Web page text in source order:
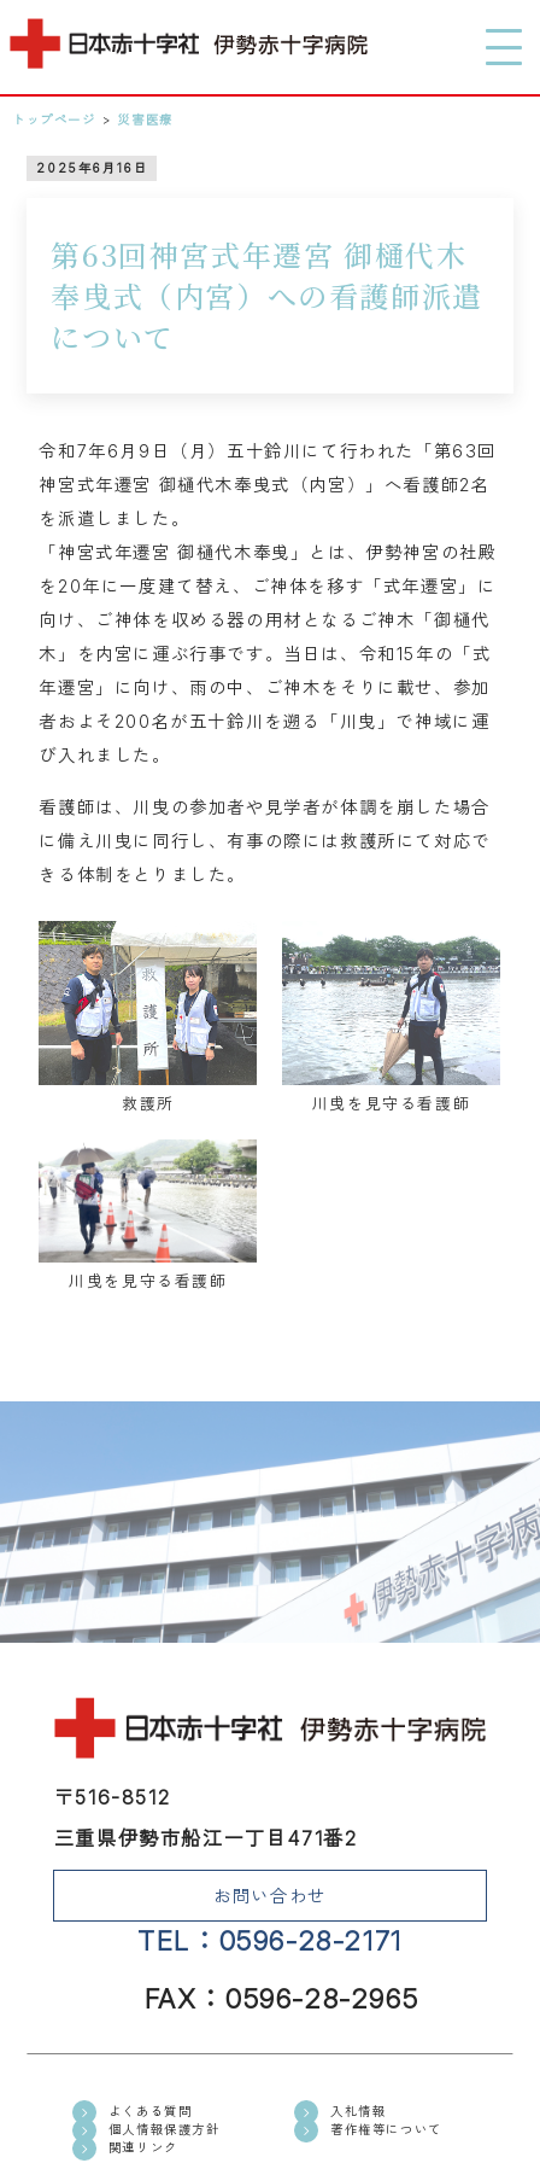
MENU
0596-28-2171
検索する
トップページ > 災害医療
第63回神宮式年遷宮 御樋代木
奉曵式（内宮）への看護師派遣
について
2025年6月16日
令和7年6月9日（月）五十鈴川にて行われた「第63回
神宮式年遷宮 御樋代木奉曵式（内宮）」へ看護師2名
を派遣しました。
「神宮式年遷宮 御樋代木奉曵」とは、伊勢神宮の社殿
を20年に一度建て替え、ご神体を移す「式年遷宮」に
向け、ご神体を収める器の用材となるご神木「御樋代
木」を内宮に運ぶ行事です。当日は、令和15年の「式
年遷宮」に向け、雨の中、ご神木をそりに載せ、参加
者およそ200名が五十鈴川を遡る「川曳」で神域に運
び入れました。
看護師は、川曳の参加者や見学者が体調を崩した場合
に備え川曳に同行し、有事の際には救護所にて対応で
きる体制をとりました。
救護所 川曵を見守る看護師
川曵を見守る看護師
〒516-8512
三重県伊勢市船江一丁目471番2
お問い合わせ
TEL：0596-28-2171
FAX：0596-28-2965
よくある質問
入札情報
個人情報保護方針
著作権等について
関連リンク